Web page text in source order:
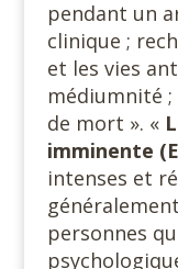
pendant un
clinique ;
et les vies
médiumnité
de mort ». «
imminente
intenses et
personnes